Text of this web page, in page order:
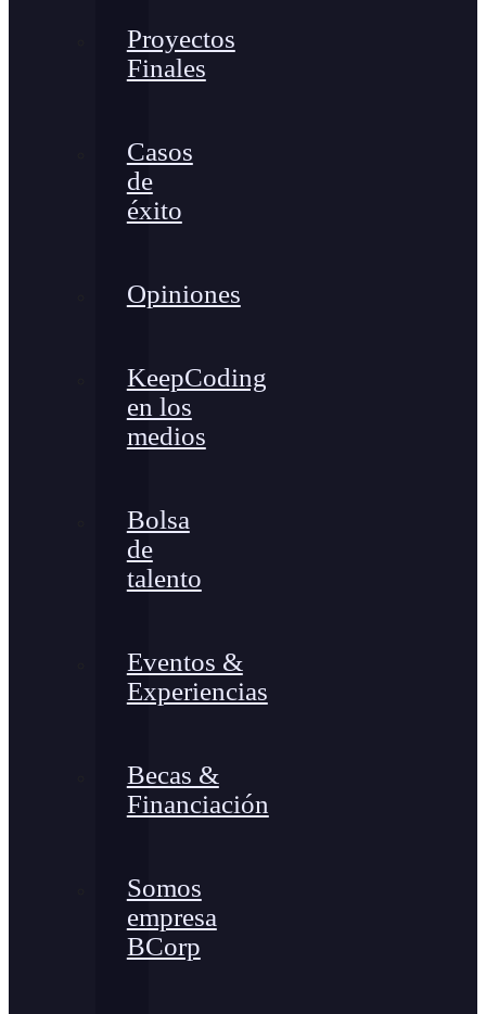
Proyectos
Finales
Casos
de
éxito
Opiniones
KeepCoding
en los
medios
Bolsa
de
talento
Eventos &
Experiencias
Becas &
Financiación
Somos
empresa
BCorp